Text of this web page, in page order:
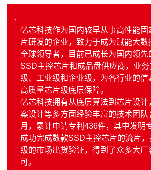
忆芯科技作为国内较早从事高性能固
片研发的企业，致力于成为赋能大数
全球领导者，目前已成长为国内领先
SSD主控芯片和成品盘供应商，业
级、工业级和企业级，为各行业的信
高质量芯片级底层保障。
忆芯科技拥有从底层算法到芯片设计
案设计等多方面经验丰富的技术团
月，累计申请专利436件，其中发明
成功完成数款SSD主控芯片的流片
级的市场出货验证，得到了众多大厂
可。